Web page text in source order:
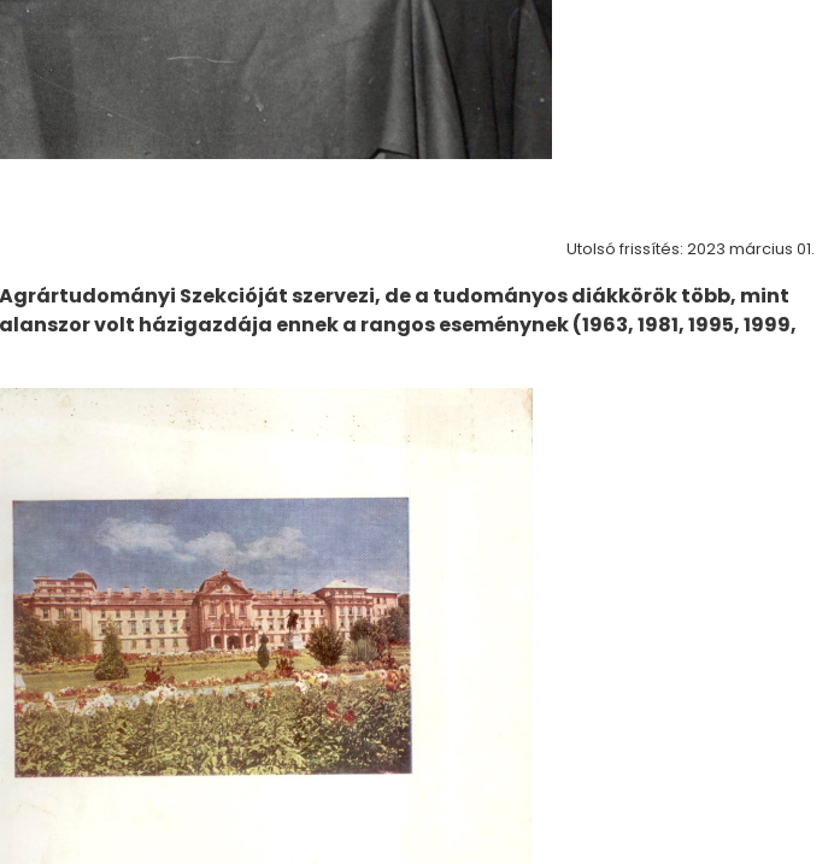
Utolsó frissítés: 2023 március 01.
Agrártudományi Szekcióját szervezi, de a tudományos diákkörök több, mint
volt házigazdája ennek a rangos eseménynek (1963, 1981, 1995, 1999,